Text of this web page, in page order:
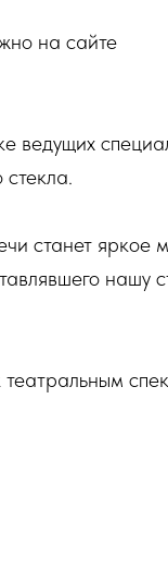
на сайте
ведущих
станет яркое
нашу